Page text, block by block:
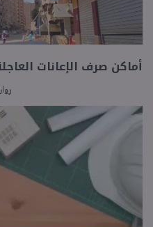
أماكن صرف الإعانات